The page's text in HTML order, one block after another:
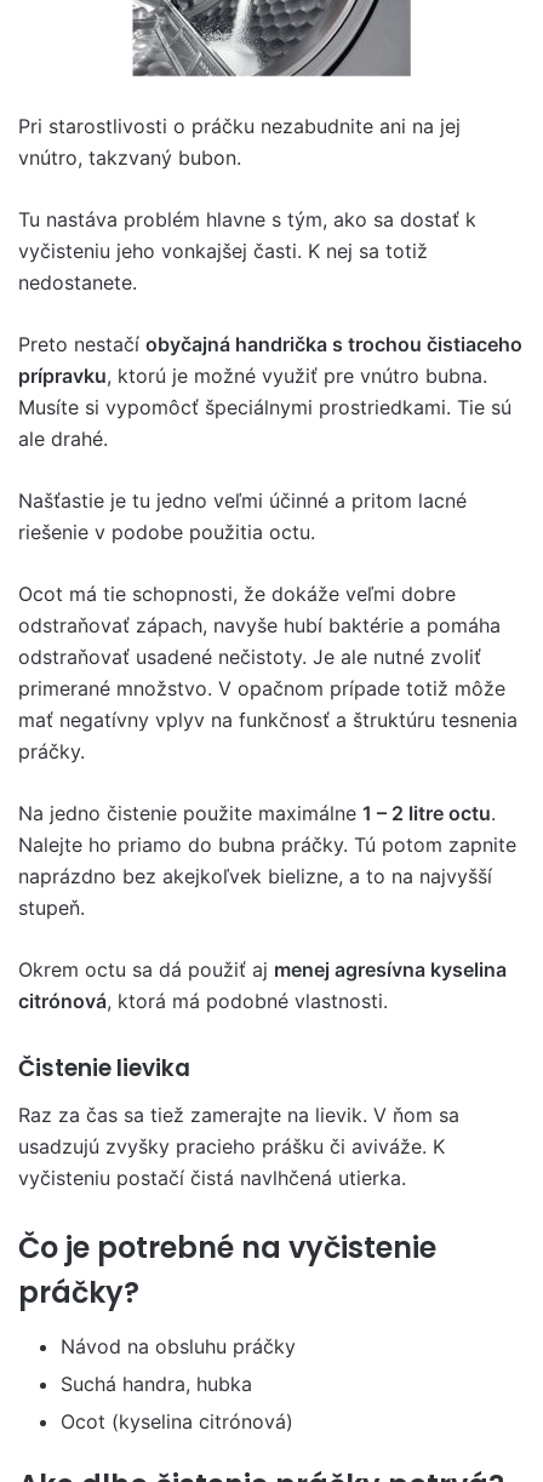
Pri starostlivosti o práčku nezabudnite ani na jej
vnútro, takzvaný bubon.
Tu nastáva problém hlavne s tým, ako sa dostať k
vyčisteniu jeho vonkajšej časti. K nej sa totiž
nedostanete.
Preto nestačí obyčajná handrička s trochou čistiaceho
prípravku, ktorú je možné využiť pre vnútro bubna.
Musíte si vypomôcť špeciálnymi prostriedkami. Tie sú
ale drahé.
Našťastie je tu jedno veľmi účinné a pritom lacné
riešenie v podobe použitia octu.
Ocot má tie schopnosti, že dokáže veľmi dobre
odstraňovať zápach, navyše hubí baktérie a pomáha
odstraňovať usadené nečistoty. Je ale nutné zvoliť
primerané množstvo. V opačnom prípade totiž môže
mať negatívny vplyv na funkčnosť a štruktúru tesnenia
práčky.
Na jedno čistenie použite maximálne 1 – 2 litre octu.
Nalejte ho priamo do bubna práčky. Tú potom zapnite
naprázdno bez akejkoľvek bielizne, a to na najvyšší
stupeň.
Okrem octu sa dá použiť aj menej agresívna kyselina
citrónová, ktorá má podobné vlastnosti.
Čistenie lievika
Raz za čas sa tiež zamerajte na lievik. V ňom sa
usadzujú zvyšky pracieho prášku či aviváže. K
vyčisteniu postačí čistá navlhčená utierka.
Čo je potrebné na vyčistenie
práčky?
Návod na obsluhu práčky
Suchá handra, hubka
Ocot (kyselina citrónová)